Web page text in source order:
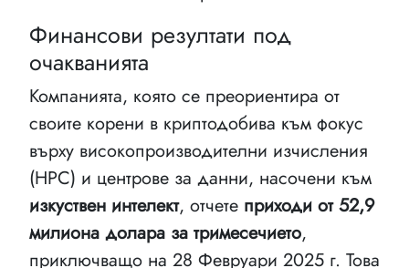
Финансови резултати под
очакванията
Компанията, която се преориентира от
своите корени в криптодобива към фокус
върху високопроизводителни изчисления
(HPC) и центрове за данни, насочени към
изкуствен интелект, отчете приходи от 52,9
милиона долара за тримесечието,
приключващо на 28 Февруари 2025 г. Това